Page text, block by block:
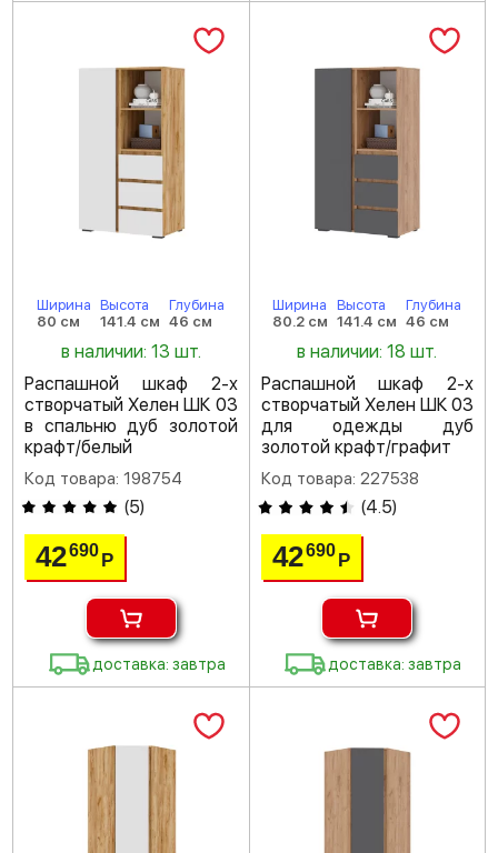
Ширина
80 см
Высота
141.4 см
Глубина
46 см
в наличии: 13 шт.
Распашной шкаф 2-х
створчатый Хелен ШК 03
в спальню дуб золотой
крафт/белый
Код товара: 198754
(5)
42690Р
доставка: завтра
Ширина
80.2 см
Высота
141.4 см
Глубина
46 см
в наличии: 18 шт.
Распашной шкаф 2-х
створчатый Хелен ШК 03
для одежды дуб
золотой крафт/графит
Код товара: 227538
(4.5)
42690 Р
доставка: завтра